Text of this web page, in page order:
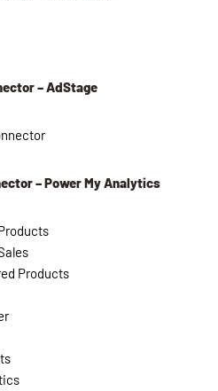
– AdStage
– Power My Analytics
Products